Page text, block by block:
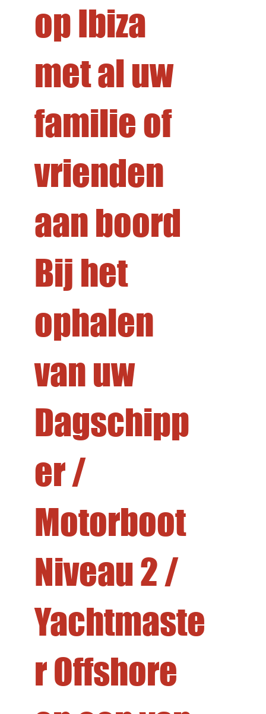
op Ibiza
met al uw
familie of
vrienden
aan boord
Bij het
ophalen
van uw
Dagschipp
er /
Motorboot
Niveau 2 /
Yachtmaste
r Offshore